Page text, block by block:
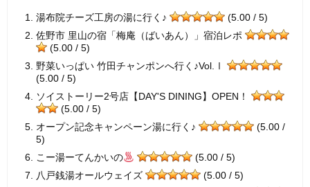
湯布院チーズ工房の湯に行く♪
(5.00 / 5)
佐野市 里山の宿「梅庵（ばいあん）」宿泊レポ
(5.00 / 5)
野菜いっぱい 竹田チャンポンへ行く♪Vol.Ⅰ
(5.00 / 5)
ソイストーリー2号店【DAY'S DINING】OPEN！
(5.00 / 5)
オープン記念キャンペーン湯に行く♪
(5.00 /
5)
こー湯ーてんかいの
(5.00 / 5)
八戸銭湯オールウェイズ
(5.00 / 5)